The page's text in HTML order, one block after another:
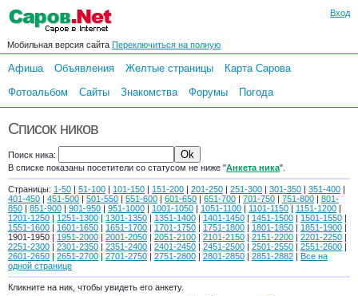
Вход
Мобильная версия сайта Переключиться на полную
Афиша Объявления Желтые страницы
Карта Сарова
Фотоальбом
Сайты Знакомства Форумы Погода
Список ников
Поиск ника:
В списке показаны посетители со статусом не ниже "Анкета ника".
Страницы: 1-50 | 51-100 | 101-150 | 151-200 | 201-250 | 251-300 | 301-350 | 351-400 |
401-450 | 451-500 | 501-550 | 551-600 | 601-650 | 651-700 | 701-750 | 751-800 | 801-
850 | 851-900 | 901-950 | 951-1000 | 1001-1050 | 1051-1100 | 1101-1150 | 1151-1200 |
1201-1250 | 1251-1300 | 1301-1350 | 1351-1400 | 1401-1450 | 1451-1500 | 1501-1550 |
1551-1600 | 1601-1650 | 1651-1700 | 1701-1750 | 1751-1800 | 1801-1850 | 1851-1900 |
1901-1950 | 1951-2000 | 2001-2050 | 2051-2100 | 2101-2150 | 2151-2200 | 2201-2250 |
2251-2300 | 2301-2350 | 2351-2400 | 2401-2450 | 2451-2500 | 2501-2550 | 2551-2600 |
2601-2650 | 2651-2700 | 2701-2750 | 2751-2800 | 2801-2850 | 2851-2882 | Все на
одной странице
Кликните на ник, чтобы увидеть его анкету.